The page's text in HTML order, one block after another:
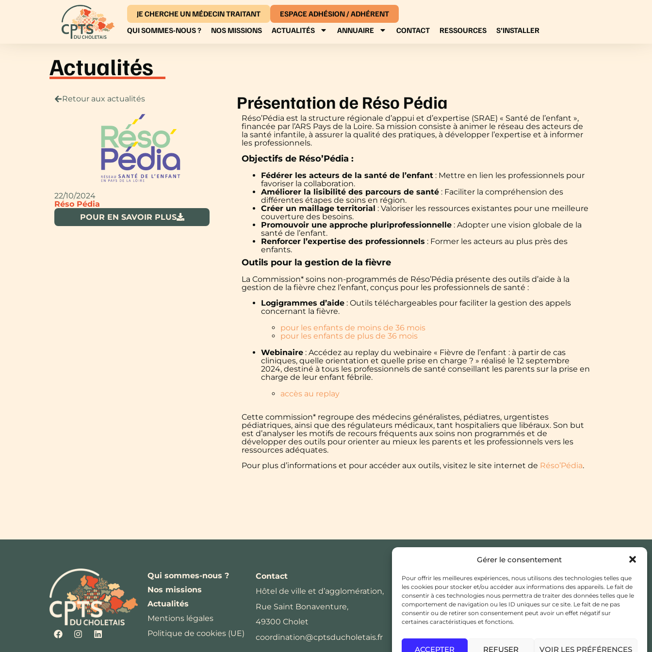
Gérer le consentement
Pour offrir les meilleures expériences, nous utilisons des technologies telles que
les cookies pour stocker et/ou accéder aux informations des appareils. Le fait de
consentir à ces technologies nous permettra de traiter des données telles que le
comportement de navigation ou les ID uniques sur ce site. Le fait de ne pas
consentir ou de retirer son consentement peut avoir un effet négatif sur
certaines caractéristiques et fonctions.
ACCEPTER REFUSER VOIR LES PRÉFÉRENCES
JE CHERCHE UN MÉDECIN TRAITANT
ESPACE ADHÉSION / ADHÉRENT
QUI SOMMES-NOUS ?
NOS MISSIONS ACTUALITÉS ANNUAIRE CONTACT RESSOURCES S’INSTALLER
Actualités
Retour aux actualités
22/10/2024
Réso Pédia
POUR EN SAVOIR PLUS
Présentation de Réso Pédia
Réso’Pédia est la structure régionale d’appui et d’expertise (SRAE) « Santé de l’enfant »,
financée par l’ARS Pays de la Loire. Sa mission consiste à animer le réseau des acteurs de
la santé infantile, à assurer la qualité des pratiques, à développer l’expertise et à informer
les professionnels.
Objectifs de Réso’Pédia :
Fédérer les acteurs de la santé de l’enfant : Mettre en lien les professionnels pour
favoriser la collaboration.
Améliorer la lisibilité des parcours de santé : Faciliter la compréhension des
différentes étapes de soins en région.
Créer un maillage territorial : Valoriser les ressources existantes pour une meilleure
couverture des besoins.
Promouvoir une approche pluriprofessionnelle : Adopter une vision globale de la
santé de l’enfant.
Renforcer l’expertise des professionnels : Former les acteurs au plus près des
enfants.
Outils pour la gestion de la fièvre
La Commission* soins non-programmés de Réso’Pédia présente des outils d’aide à la
gestion de la fièvre chez l’enfant, conçus pour les professionnels de santé :
Logigrammes d’aide : Outils téléchargeables pour faciliter la gestion des appels
concernant la fièvre.
pour les enfants de moins de 36 mois
pour les enfants de plus de 36 mois
Webinaire : Accédez au replay du webinaire « Fièvre de l’enfant : à partir de cas
cliniques, quelle orientation et quelle prise en charge ? » réalisé le 12 septembre
2024, destiné à tous les professionnels de santé conseillant les parents sur la prise en
charge de leur enfant fébrile.
accès au replay
Cette commission* regroupe des médecins généralistes, pédiatres, urgentistes
pédiatriques, ainsi que des régulateurs médicaux, tant hospitaliers que libéraux. Son but
est d’analyser les motifs de recours fréquents aux soins non programmés et de
développer des outils pour orienter au mieux les parents et les professionnels vers les
ressources adéquates.
Pour plus d’informations et pour accéder aux outils, visitez le site internet de Réso’Pédia.
Qui sommes-nous ?
Nos missions
Actualités
Mentions légales
Politique de cookies (UE)
Contact
Hôtel de ville et d’agglomération,
Rue Saint Bonaventure,
49300 Cholet
coordination@cptsducholetais.fr
JE CHERCHE UN MÉDECIN
TRAITANT
ESPACE ADHÉSION /
ADHÉRENT